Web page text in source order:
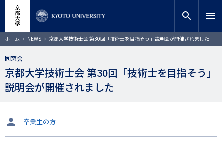
コ
ン
テ
ン
ツ
に
移
サイト内検索
検索
search menu
ホーム NEWS 京都大学技術士会 第30回「技術士を目指そう」説明会が開催されました
同窓会
京都大学技術士会 第30回「技術士を目指そう」
説明会が開催されました
タ
卒業生の方